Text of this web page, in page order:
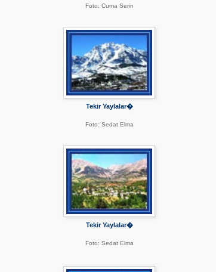
Foto: Cuma Serin
Tekir Yaylalar�
Foto: Sedat Elma
Tekir Yaylalar�
Foto: Sedat Elma